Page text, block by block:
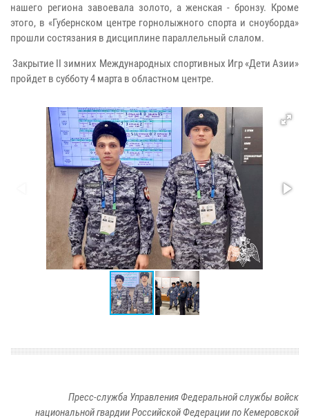
нашего региона завоевала золото, а женская - бронзу. Кроме
этого, в «Губернском центре горнолыжного спорта и сноуборда»
прошли состязания в дисциплине параллельный слалом.
Закрытие II зимних Международных спортивных Игр «Дети Азии»
пройдет в субботу 4 марта в областном центре.
Пресс-служба Управления Федеральной службы войск
национальной гвардии Российской Федерации по Кемеровской